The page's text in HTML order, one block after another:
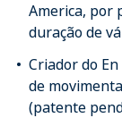
America, por
duração de
Criador do
de
(patente